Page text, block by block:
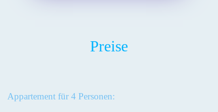
Preise
Appartement für 4 Personen: